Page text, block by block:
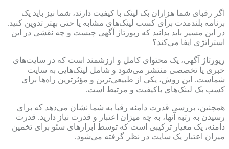
اگر رقبای شما هزاران بک لینک با کیفیت دارند، شما نیز باید یک
برنامه بلندمدت برای کسب لینک‌های مشابه یا حتی بهتر تدوین کنید.
در این مسیر باید بدانید که رپورتاژ آگهی چیست و چه نقشی در این
استراتژی ایفا می‌کند؟
رپورتاژ آگهی، یک محتوای کامل و ارزشمند است که در سایت‌های
خبری یا تخصصی منتشر می‌شود و شامل لینک‌هایی به سایت
شماست. این روش، یکی از طبیعی‌ترین و مؤثرترین راه‌ها برای
کسب بک لینک‌های باکیفیت و مرتبط است.
همچنین، بررسی قدرت دامنه رقبا به شما نشان می‌دهد که برای
رسیدن به رتبه آنها، به چه میزان اعتبار و قدرت نیاز دارید. قدرت
دامنه، یک معیار ترکیبی است که توسط ابزارهای سئو برای تخمین
میزان اعتبار یک سایت در نظر گرفته می‌شود.